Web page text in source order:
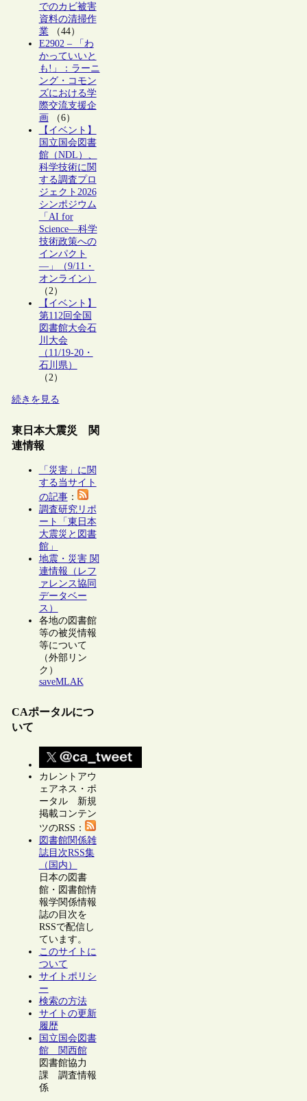
でのカビ被害
資料の清掃作
業（44）
E2902 – 「わ
かっていいと
も!」：ラーニ
ング・コモン
ズにおける学
際交流支援企
画（6）
【イベント】
国立国会図書
館（NDL）、
科学技術に関
する調査プロ
ジェクト2026
シンポジウム
「AI for
Science―科学
技術政策への
インパクト
―」（9/11・
オンライン）
（2）
【イベント】
第112回全国
図書館大会石
川大会
（11/19-20・
石川県）
（2）
続きを見る
東日本大震災 関
連情報
「災害」に関
する当サイト
の記事：
調査研究リポ
ート「東日本
大震災と図書
館」
地震・災害 関
連情報（レフ
ァレンス協同
データベー
ス）
各地の図書館
等の被災情報
等について
（外部リン
ク）
saveMLAK
CAポータルにつ
いて
カレントアウ
ェアネス・ポ
ータル 新規
掲載コンテン
ツのRSS：
図書館関係雑
誌目次RSS集
（国内）
日本の図書
館・図書館情
報学関係情報
誌の目次を
RSSで配信し
ています。
このサイトに
ついて
サイトポリシ
ー
検索の方法
サイトの更新
履歴
国立国会図書
館 関西館
図書館協力
課 調査情報
係